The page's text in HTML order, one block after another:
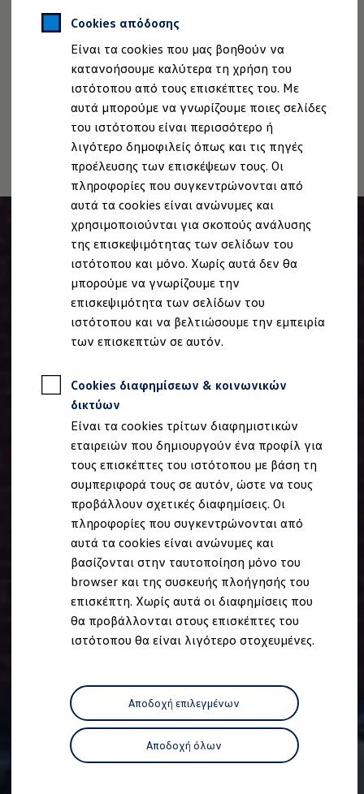
Cookies απόδοσης
Είναι τα cookies που μας βοηθούν να
κατανοήσουμε καλύτερα τη χρήση του
ιστότοπου από τους επισκέπτες του. Με
αυτά μπορούμε να γνωρίζουμε ποιες σελίδες
του ιστότοπου είναι περισσότερο ή
λιγότερο δημοφιλείς όπως και τις πηγές
προέλευσης των επισκέψεων τους. Οι
πληροφορίες που συγκεντρώνονται από
αυτά τα cookies είναι ανώνυμες και
χρησιμοποιούνται για σκοπούς ανάλυσης
της επισκεψιμότητας των σελίδων του
ιστότοπου και μόνο. Χωρίς αυτά δεν θα
μπορούμε να γνωρίζουμε την
επισκεψιμότητα των σελίδων του
ιστότοπου και να βελτιώσουμε την εμπειρία
των επισκεπτών σε αυτόν.
Cookies διαφημίσεων & κοινωνικών
δικτύων
Είναι τα cookies τρίτων διαφημιστικών
εταιρειών που δημιουργούν ένα προφίλ για
τους επισκέπτες του ιστότοπου με βάση τη
συμπεριφορά τους σε αυτόν, ώστε να τους
προβάλλουν σχετικές διαφημίσεις. Οι
πληροφορίες που συγκεντρώνονται από
αυτά τα cookies είναι ανώνυμες και
βασίζονται στην ταυτοποίηση μόνο του
browser και της συσκευής πλοήγησής του
επισκέπτη. Χωρίς αυτά οι διαφημίσεις που
θα προβάλλονται στους επισκέπτες του
ιστότοπου θα είναι λιγότερο στοχευμένες.
Αποδοχή επιλεγμένων
Αποδοχή όλων
Χρηματοδότηση και Leasing
Volkswagen Easy Living
Χρηματοδότηση Auto Credit
Χρηματοδότηση Classic Credit
Καινοτόμες Τεχνολογίες
Ιδιοκτήτες και υπηρεσίες After Sales
myVolkswagen
Service και γνήσια ανταλλακτικά
Επιθεώρηση & ΚΤΕΟ
Επισκευές & έλεγχοι
Λιπαντικά κινητήρα και υγρά
Τροχοί και ελαστικά
Οδική Βοήθεια
Volkswagen Service
Ανταλλακτικά Volkswagen
Γνήσια αξεσουάρ Volkswagen
Γνήσια αξεσουάρ Volkswagen ειδικά για κάθε
Εσωτερική και εξωτερική προστασία
Λύσεις μεταφοράς και αποσκευών
Ψυχαγωγία και ηλεκτρονικές συσκευές
Εξατομίκευση
Επιτοίχιος σταθμός φόρτισης και καλώδια
Συλλογές Lifestyle
Εφαρμογές Volkswagen, σύνδεση και
Σύνδεση κινητού τηλεφώνου και οχήματος
We Charge - Υπηρεσία Φόρτισης
Πληροφορίες Πελάτη
Ανακύκλωση & Επιστροφή
Ανακλήσεις ασφαλείας και Τεχνικά μέτρα
Προειδοποιητικές και ενδεικτικές λυχνίες
Eνημερώσεις λογισμικού
Digital Manual - Ψηφιακό εγχειρίδιο
XTL diesel fuel
Υπηρεσίες Volkswagen
Υπηρεσίες Volkswagen Click@Service
Pick Up & Delivery
Φροντίδα Clean Plus
Επαγγελματικά Οχήματα Volkswagen
Συντήρηση & Επισκευή Επαγγελματικών
Σημαντικές πληροφορίες
Εγγύηση Επαγγελματικών Volkswagen
Εξουσιοδοτημένο Δίκτυο Volkswagen
Αστυπάλαια: Κίνητρα Επιδότησης
Volkswagen Bulli - 75 Χρόνια Κληρονομιάς
Bulli magazine
VW Bus History
Πληροφορίες Ασφαλείας Προϊόντων
Volkswagen AG (Στοιχεία έκδοσης και νομικά κείμενα)
Δήλωση Προσβασιμότητας
Πληροφορίες για την Προσβασιμότητα
EU Data Act
Ανάκληση Ψηφιακών υπηρεσιών